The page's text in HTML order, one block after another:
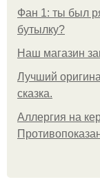
Фан 1: ты был
бутылку?
Нaш магaзин
Лучший
сказка.
Аллергия на